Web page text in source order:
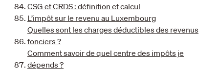
CSG et CRDS : définition et calcul
L’impôt sur le revenu au Luxembourg
Quelles sont les charges déductibles des revenus
fonciers ?
Comment savoir de quel centre des impôts je
dépends ?